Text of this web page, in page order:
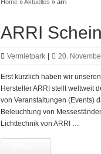
Home »Aktuelles » arri
ARRI
Vermietpark 20.
Erst kürzlich haben wir
Hersteller ARRI stellt weltweit
von Veranstaltungen (Events)
Beleuchtung von
Lichttechnik von ARRI …